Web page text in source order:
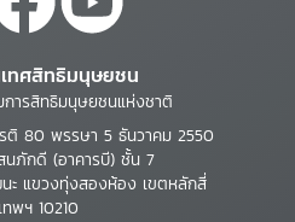
ทศสิทธิมนุษยชน
ารสิทธิมนุษยชนแห่งชาติ
รติ 80 พรรษา 5 ธันวาคม 2550
นภักดี (อาคารบี) ชั้น 7
แขวงทุ่งสองห้อง เขตหลักสี่
พฯ 10210